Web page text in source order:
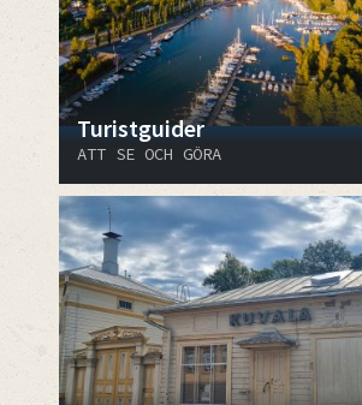
Turistguider
ATT SE OCH GÖRA